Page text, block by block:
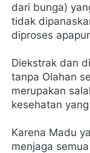
dari bunga)
tidak
diproses
Diekstrak dan
tanpa Olahan
merupakan
kesehatan
Karena Madu
menjaga